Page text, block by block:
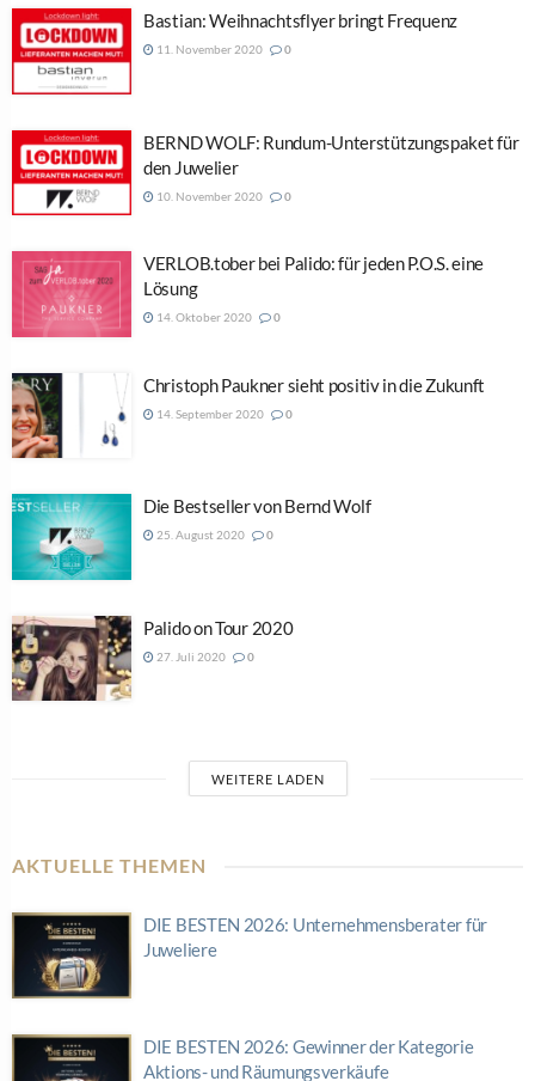
Bastian: Weihnachtsflyer bringt Frequenz
11. November 2020 0
BERND WOLF: Rundum-Unterstützungspaket für
den Juwelier
10. November 2020 0
VERLOB.tober bei Palido: für jeden P.O.S. eine
Lösung
14. Oktober 2020 0
Christoph Paukner sieht positiv in die Zukunft
14. September 2020 0
Die Bestseller von Bernd Wolf
25. August 2020 0
Palido on Tour 2020
27. Juli 2020 0
WEITERE LADEN
AKTUELLE THEMEN
DIE BESTEN 2026: Unternehmensberater für
Juweliere
DIE BESTEN 2026: Gewinner der Kategorie
Aktions- und Räumungsverkäufe